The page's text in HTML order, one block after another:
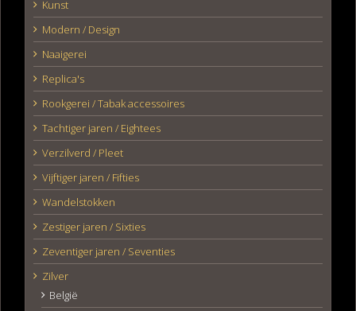
Kunst
Modern / Design
Naaigerei
Replica's
Rookgerei / Tabak accessoires
Tachtiger jaren / Eightees
Verzilverd / Pleet
Vijftiger jaren / Fifties
Wandelstokken
Zestiger jaren / Sixties
Zeventiger jaren / Seventies
Zilver
België